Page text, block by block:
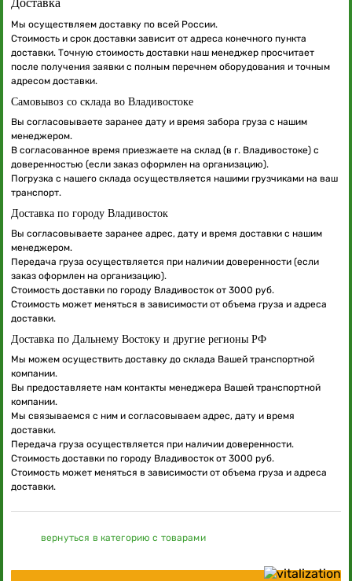
Доставка
Мы осуществляем доставку по всей России.
Стоимость и срок доставки зависит от адреса конечного пункта
доставки. Точную стоимость доставки наш менеджер просчитает
после получения заявки с полным перечнем оборудования и точным
адресом доставки.
Самовывоз со склада во Владивостоке
Вы согласовываете заранее дату и время забора груза с нашим
менеджером.
В согласованное время приезжаете на склад (в г. Владивостоке) с
доверенностью (если заказ оформлен на организацию).
Погрузка с нашего склада осуществляется нашими грузчиками на ваш
транспорт.
Доставка по городу Владивосток
Вы согласовываете заранее адрес, дату и время доставки с нашим
менеджером.
Передача груза осуществляется при наличии доверенности (если
заказ оформлен на организацию).
Стоимость доставки по городу Владивосток от 3000 руб.
Стоимость может меняться в зависимости от объема груза и адреса
доставки.
Доставка по Дальнему Востоку и другие регионы РФ
Мы можем осуществить доставку до склада Вашей транспортной
компании.
Вы предоставляете нам контакты менеджера Вашей транспортной
компании.
Мы связываемся с ним и согласовываем адрес, дату и время
доставки.
Передача груза осуществляется при наличии доверенности.
Стоимость доставки по городу Владивосток от 3000 руб.
Стоимость может меняться в зависимости от объема груза и адреса
доставки.
вернуться в категорию с товарами